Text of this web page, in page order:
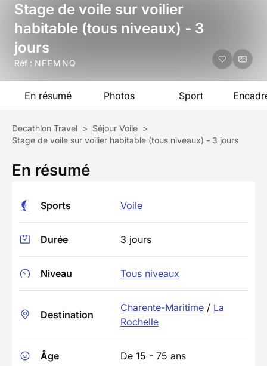
Stage de voile sur voilier
habitable (tous niveaux) - 3
jours
Réf : NFEMNQ
En résumé Photos Sport
Decathlon Travel > Séjour Voile >
Stage de voile sur voilier habitable (tous niveaux) - 3 jours
En résumé
Sports Voile
Durée 3 jours
Niveau Tous niveaux
Destination
Charente-Maritime / La
Rochelle
Âge De 15 - 75 ans